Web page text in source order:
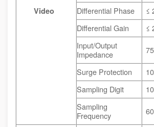
Video
Differential Phase
≤
Differential Gain
≤
Input/Output
Impedance
Surge Protection
Sampling Digit
Sampling
Frequency